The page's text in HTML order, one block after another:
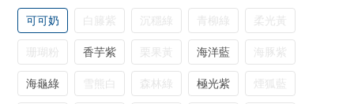
可可奶 白籐紫 沉穩綠 青柳綠 柔光黃
珊瑚粉 香芋紫 栗果黃 海洋藍 海豚紫
海龜綠 雪熊白 森林綠 極光紫 煙狐藍